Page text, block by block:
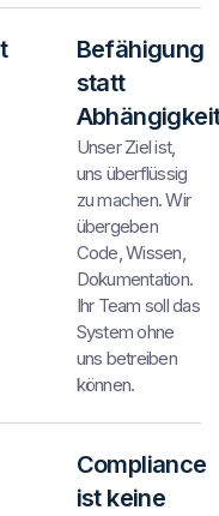
Befähigung
statt
Unser Ziel ist,
uns überflüssig
zu machen. Wir
übergeben
Code, Wissen,
Dokumentation.
Ihr Team soll das
System ohne
uns betreiben
können.
Compliance
ist keine